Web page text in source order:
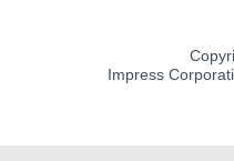
Impress